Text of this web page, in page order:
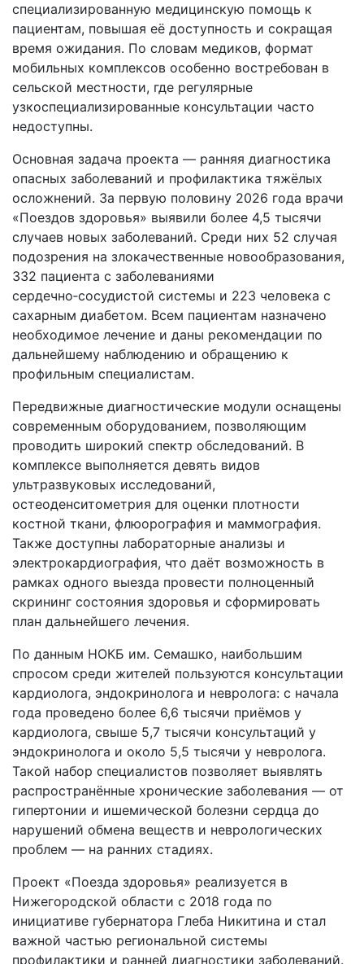
специализированную медицинскую помощь к
пациентам, повышая её доступность и сокращая
время ожидания. По словам медиков, формат
мобильных комплексов особенно востребован в
сельской местности, где регулярные
узкоспециализированные консультации часто
недоступны.
Основная задача проекта — ранняя диагностика
опасных заболеваний и профилактика тяжёлых
осложнений. За первую половину 2026 года врачи
«Поездов здоровья» выявили более 4,5 тысячи
случаев новых заболеваний. Среди них 52 случая
подозрения на злокачественные новообразования,
332 пациента с заболеваниями
сердечно‑сосудистой системы и 223 человека с
сахарным диабетом. Всем пациентам назначено
необходимое лечение и даны рекомендации по
дальнейшему наблюдению и обращению к
профильным специалистам.
Передвижные диагностические модули оснащены
современным оборудованием, позволяющим
проводить широкий спектр обследований. В
комплексе выполняется девять видов
ультразвуковых исследований,
остеоденситометрия для оценки плотности
костной ткани, флюорография и маммография.
Также доступны лабораторные анализы и
электрокардиография, что даёт возможность в
рамках одного выезда провести полноценный
скрининг состояния здоровья и сформировать
план дальнейшего лечения.
По данным НОКБ им. Семашко, наибольшим
спросом среди жителей пользуются консультации
кардиолога, эндокринолога и невролога: с начала
года проведено более 6,6 тысячи приёмов у
кардиолога, свыше 5,7 тысячи консультаций у
эндокринолога и около 5,5 тысячи у невролога.
Такой набор специалистов позволяет выявлять
распространённые хронические заболевания — от
гипертонии и ишемической болезни сердца до
нарушений обмена веществ и неврологических
проблем — на ранних стадиях.
Проект «Поезда здоровья» реализуется в
Нижегородской области с 2018 года по
инициативе губернатора Глеба Никитина и стал
важной частью региональной системы
профилактики и ранней диагностики заболеваний.